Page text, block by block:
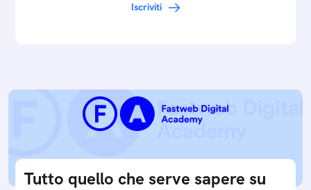
interpretazione dei big data ai chatbot e virtual…
Iscriviti
Tutto quello che serve sapere su